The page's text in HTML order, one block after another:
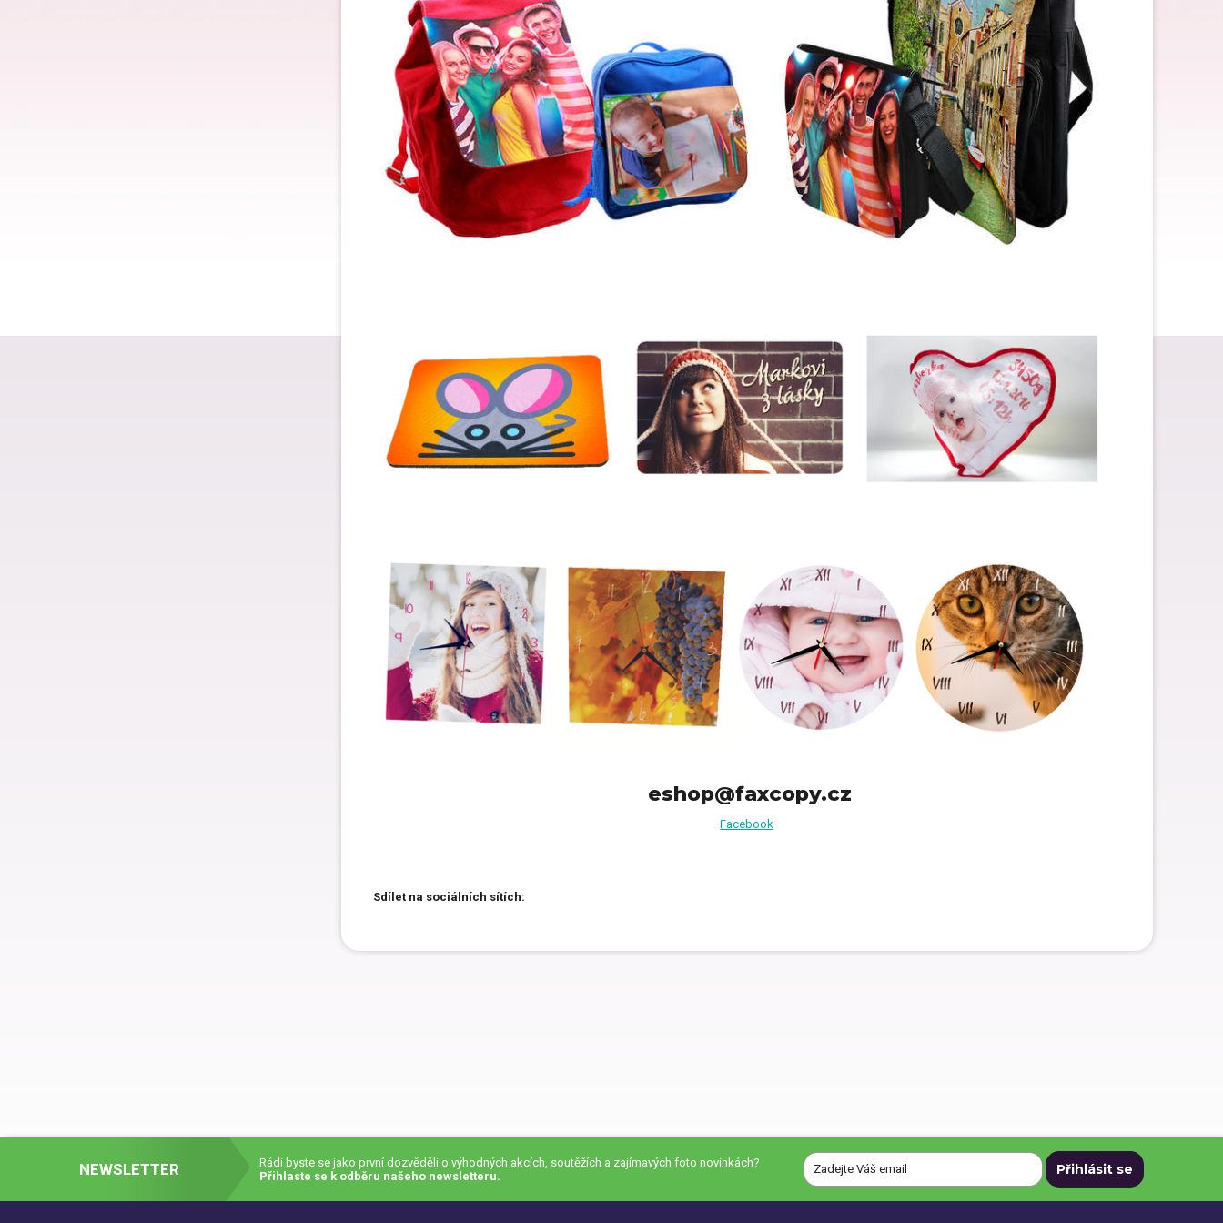
Dárky pro kolegu Dárky na Den dětí Dárky ke Dni matek
Dárky ke Dni otců Dárky k svátku Dárky k narozeninám
Dárky k výročí Dárky k Valentýnu Dárky na svatbu
Dárky na Vánoce Dárky pro zdravotní sestru
Dárky pro učitelku Dárky pro prarodiče Dárky pro páry
Společenské hry jako dárek Dárky pro psa Dárky pro kočku
eshop@faxcopy.cz
Facebook
Sdílet na sociálních sítích:
NEWSLETTER
Rádi byste se jako první dozvěděli o výhodných akcích, soutěžích a zajímavých foto novinkách?
Přihlaste se k odběru našeho newsletteru.